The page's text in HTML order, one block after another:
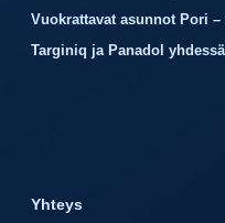
Vuokrattavat asunnot Pori
Targiniq ja Panadol
Yhteys